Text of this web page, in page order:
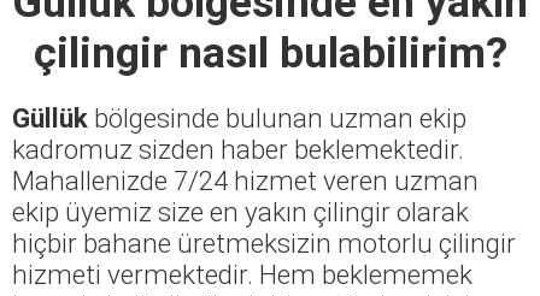
çilingir nasıl bulabilirim?
Güllük bölgesinde bulunan uzman ekip
kadromuz sizden haber beklemektedir.
Mahallenizde 7/24 hizmet veren uzman
ekip üyemiz size en yakın çilingir olarak
hiçbir bahane üretmeksizin motorlu çilingir
hizmeti vermektedir. Hem beklememek